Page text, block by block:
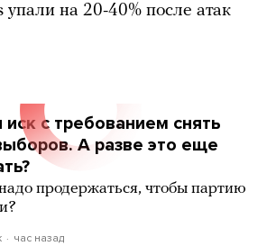
на 20-40% после атак
с требованием снять
А разве это еще
продержаться, чтобы партию
час назад